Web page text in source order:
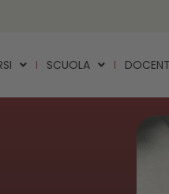
SCUOLA